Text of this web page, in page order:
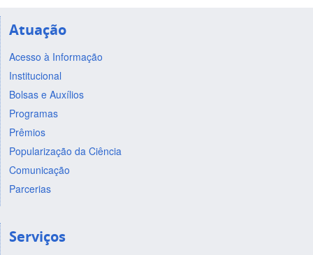
Atuação
Acesso à Informação
Institucional
Bolsas e Auxílios
Programas
Prêmios
Popularização da Ciência
Comunicação
Parcerias
Serviços